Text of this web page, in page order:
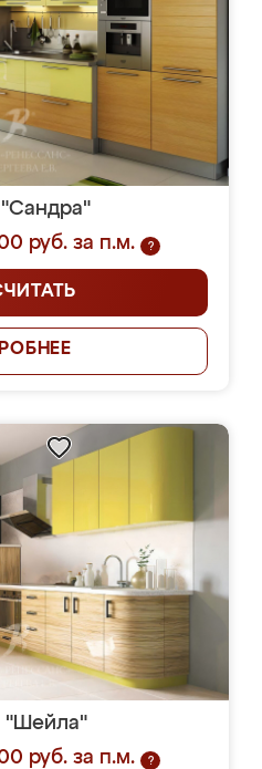
"Сандра"
руб. за п.м.
?
"Шейла"
руб. за п.м.
?